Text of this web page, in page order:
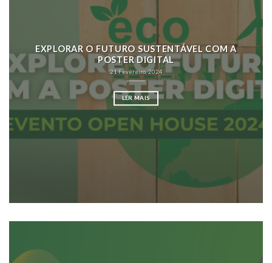
EXPLORAR O FUTURO SUSTENTÁVEL COM A
POSTER DIGITAL
21 Fevereiro, 2024
LER MAIS